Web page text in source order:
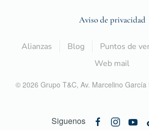
Aviso de privacidad
Alianzas Blog Puntos de
Web mail
© 2026 Grupo T&C, Av. Marcelino
Siguenos